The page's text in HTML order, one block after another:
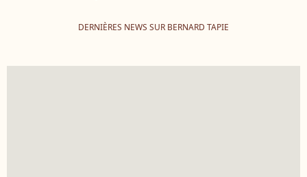
DERNIÈRES NEWS SUR BERNARD TAPIE